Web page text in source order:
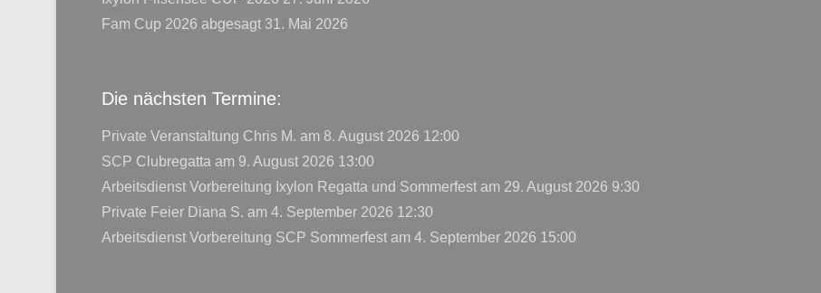
Fam Cup 2026 abgesagt 31. Mai 2026
Die nächsten Termine:
Private Veranstaltung Chris M. am 8. August 2026 12:00
SCP Clubregatta am 9. August 2026 13:00
Arbeitsdienst Vorbereitung Ixylon Regatta und Sommerfest am 29. August 2026 9:30
Private Feier Diana S. am 4. September 2026 12:30
Arbeitsdienst Vorbereitung SCP Sommerfest am 4. September 2026 15:00